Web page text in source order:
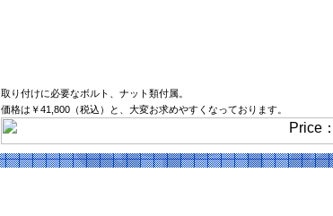
取り付けに必要なボルト、ナット類付属。
価格は￥41,800（税込）と、大変お求めやすくなっております。